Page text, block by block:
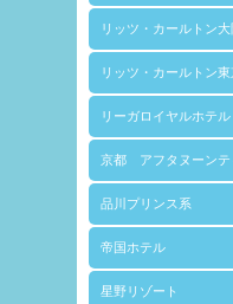
リッツ・カールトン大
リッツ・カールトン東
リーガロイヤルホテル
京都 アフタヌーンテ
品川プリンス系
帝国ホテル
星野リゾート